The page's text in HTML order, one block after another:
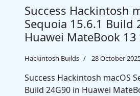
Success Hackintosh
Sequoia 15.6.1 Build
Huawei MateBook
Hackintosh Builds 28 October
Success Hackintosh macOS
Build 24G90 in Huawei